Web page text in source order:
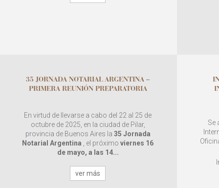
35 JORNADA NOTARIAL ARGENTINA –
PRIMERA REUNIÓN PREPARATORIA
En virtud de llevarse a cabo del 22 al 25 de
octubre de 2025, en la ciudad de Pilar,
provincia de Buenos Aires la 35 Jornada
Notarial Argentina , el próximoviernes 16
de mayo, a las 14...
ver más
Se